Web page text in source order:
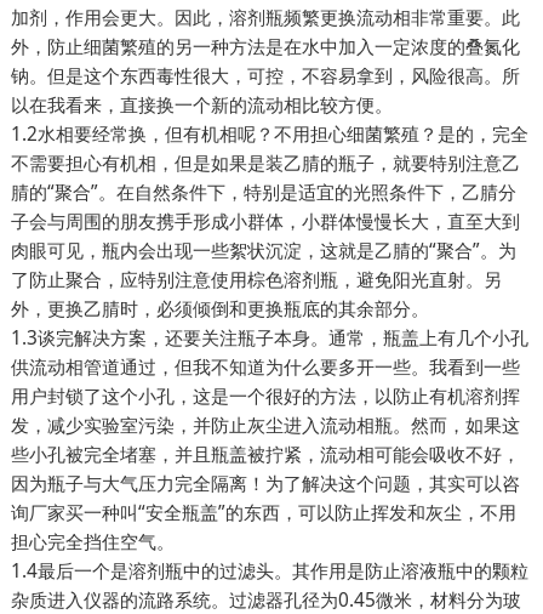
加剂，作用会更大。因此，溶剂瓶频繁更换流动相非常重要。此
外，防止细菌繁殖的另一种方法是在水中加入一定浓度的叠氮化
钠。但是这个东西毒性很大，可控，不容易拿到，风险很高。所
以在我看来，直接换一个新的流动相比较方便。
1.2水相要经常换，但有机相呢？不用担心细菌繁殖？是的，完全
不需要担心有机相，但是如果是装乙腈的瓶子，就要特别注意乙
腈的“聚合”。在自然条件下，特别是适宜的光照条件下，乙腈分
子会与周围的朋友携手形成小群体，小群体慢慢长大，直至大到
肉眼可见，瓶内会出现一些絮状沉淀，这就是乙腈的“聚合”。为
了防止聚合，应特别注意使用棕色溶剂瓶，避免阳光直射。另
外，更换乙腈时，必须倾倒和更换瓶底的其余部分。
1.3谈完解决方案，还要关注瓶子本身。通常，瓶盖上有几个小孔
供流动相管道通过，但我不知道为什么要多开一些。我看到一些
用户封锁了这个小孔，这是一个很好的方法，以防止有机溶剂挥
发，减少实验室污染，并防止灰尘进入流动相瓶。然而，如果这
些小孔被完全堵塞，并且瓶盖被拧紧，流动相可能会吸收不好，
因为瓶子与大气压力完全隔离！为了解决这个问题，其实可以咨
询厂家买一种叫“安全瓶盖”的东西，可以防止挥发和灰尘，不用
担心完全挡住空气。
1.4最后一个是溶剂瓶中的过滤头。其作用是防止溶液瓶中的颗粒
杂质进入仪器的流路系统。过滤器孔径为0.45微米，材料分为玻